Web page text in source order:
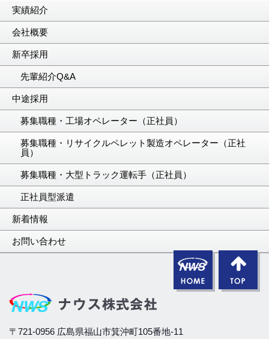
実績紹介
会社概要
新卒採用
先輩紹介Q&A
中途採用
募集職種・工場オペレーター（正社員）
募集職種・リサイクルペレット製造オペレーター（正社
員）
募集職種・大型トラック運転手（正社員）
正社員型派遣
新着情報
お問い合わせ
〒721-0956 広島県福山市箕沖町105番地-11